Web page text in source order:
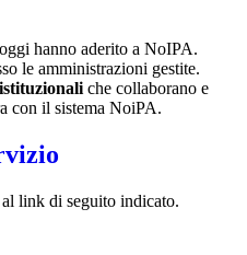
hanno aderito a NoIPA.
le amministrazioni gestite.
che collaborano e
con il sistema NoiPA.
link di seguito indicato.